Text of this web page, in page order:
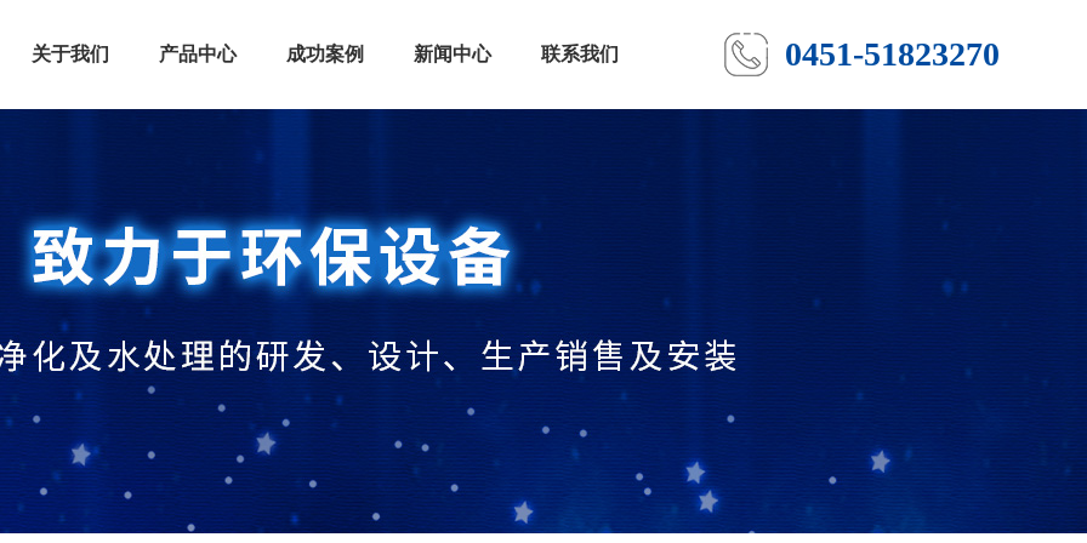
关于我们 产品中心 成功案例 新闻中心 联系我们 0451-51823270